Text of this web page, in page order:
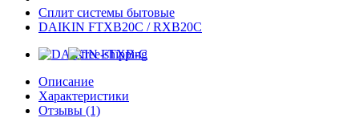
Сплит системы бытовые
DAIKIN FTXB20C / RXB20C
Описание
Характеристики
Отзывы (1)